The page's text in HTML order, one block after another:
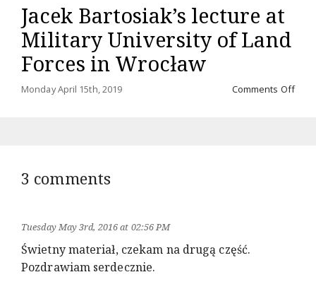
Jacek Bartosiak’s lecture at
Military University of Land
Forces in Wrocław
Monday April 15th, 2019 Comments Offon
3 comments
Tuesday May 3rd, 2016 at 02:56 PM
Świetny materiał, czekam na drugą część.
Pozdrawiam serdecznie.